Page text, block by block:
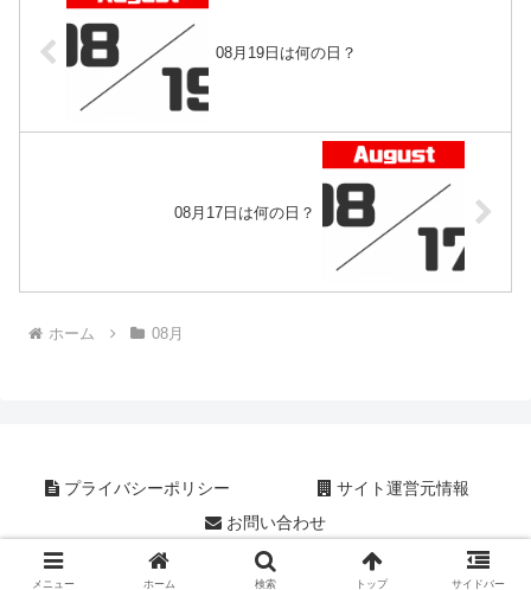
08月19日は何の日？
08月17日は何の日？
ホーム 08月
プライバシーポリシー
サイト運営元情報
お問い合わせ
Copyright © 2019 今日は何の日？ All Rights Reserved.
メニュー ホーム 検索 トップ サイドバー